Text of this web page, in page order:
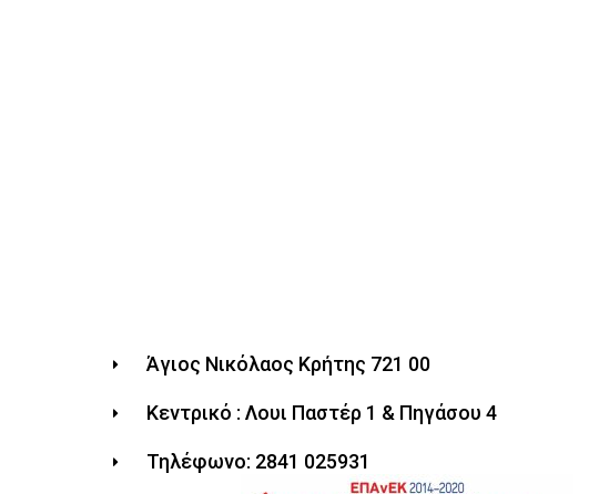
Άγιος Νικόλαος Κρήτης 721 00
Κεντρικό : Λουι Παστέρ 1 & Πηγάσου 4
Τηλέφωνο: 2841 025931